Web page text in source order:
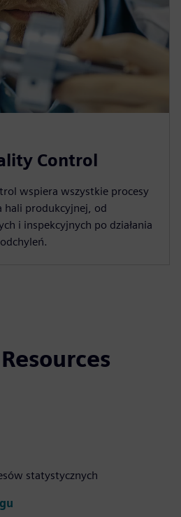
Control
wspiera wszystkie procesy
hali produkcyjnej, od
i inspekcyjnych po działania
statystycznych